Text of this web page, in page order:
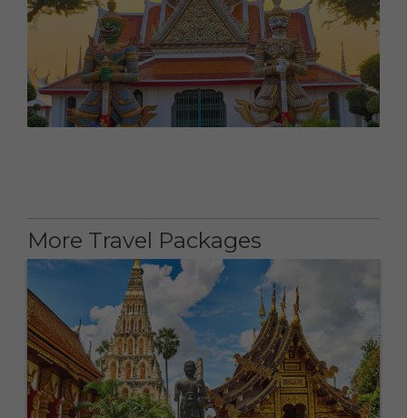
More Travel Packages